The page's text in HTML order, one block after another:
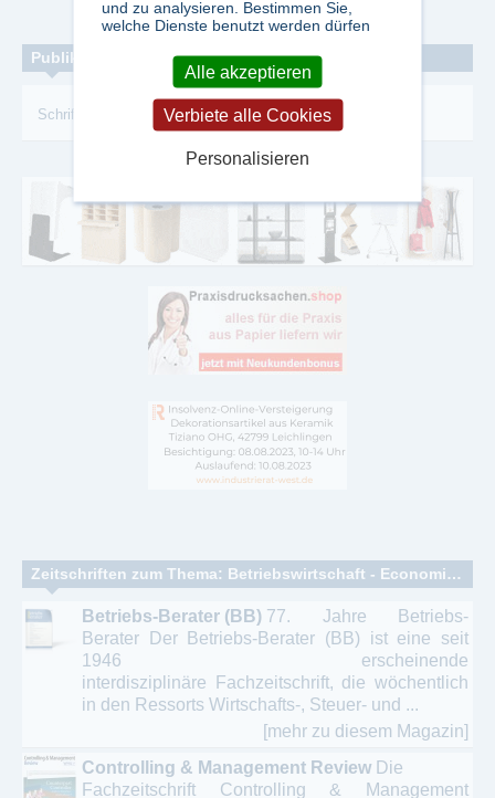
Publikationen zum Thema:
Schriftenreihe Spektrum-Bücher
Zeitschriften zum Thema: Betriebswirtschaft - Economics – betriebswirtschaftliche Forschung
Betriebs-Berater (BB) 77. Jahre Betriebs-
Berater Der Betriebs-Berater (BB) ist eine seit
1946 erscheinende
interdisziplinäre Fachzeitschrift, die wöchentlich
in den Ressorts Wirtschafts-, Steuer- und ...
[mehr zu diesem Magazin]
Controlling & Management Review Die
Fachzeitschrift Controlling & Management
und zu analysieren. Bestimmen Sie,
welche Dienste benutzt werden dürfen
Alle akzeptieren
Verbiete alle Cookies
Personalisieren